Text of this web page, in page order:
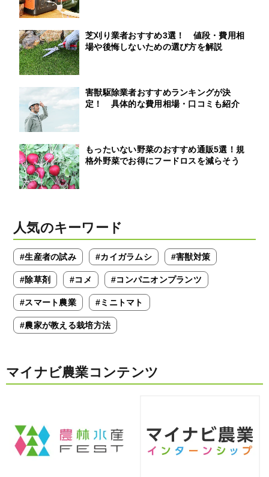
芝刈り業者おすすめ3選！ 値段・費用相
場や後悔しないための選び方を解説
害獣駆除業者おすすめランキングが決
定！ 具体的な費用相場・口コミも紹介
もったいない野菜のおすすめ通販5選！規
格外野菜でお得にフードロスを減らそう
人気のキーワード
#生産者の試み #カイガラムシ #害獣対策
#除草剤 #コメ #コンパニオンプランツ
#スマート農業 #ミニトマト
#農家が教える栽培方法
マイナビ農業コンテンツ